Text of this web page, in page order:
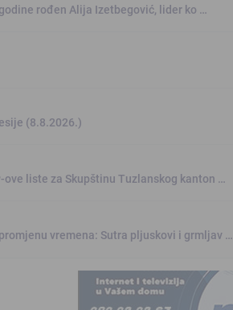
rođen Alija Izetbegović, lider ko …
(8.8.2026.)
ove liste za Skupštinu Tuzlanskog kanton …
vremena: Sutra pljuskovi i grmljav …